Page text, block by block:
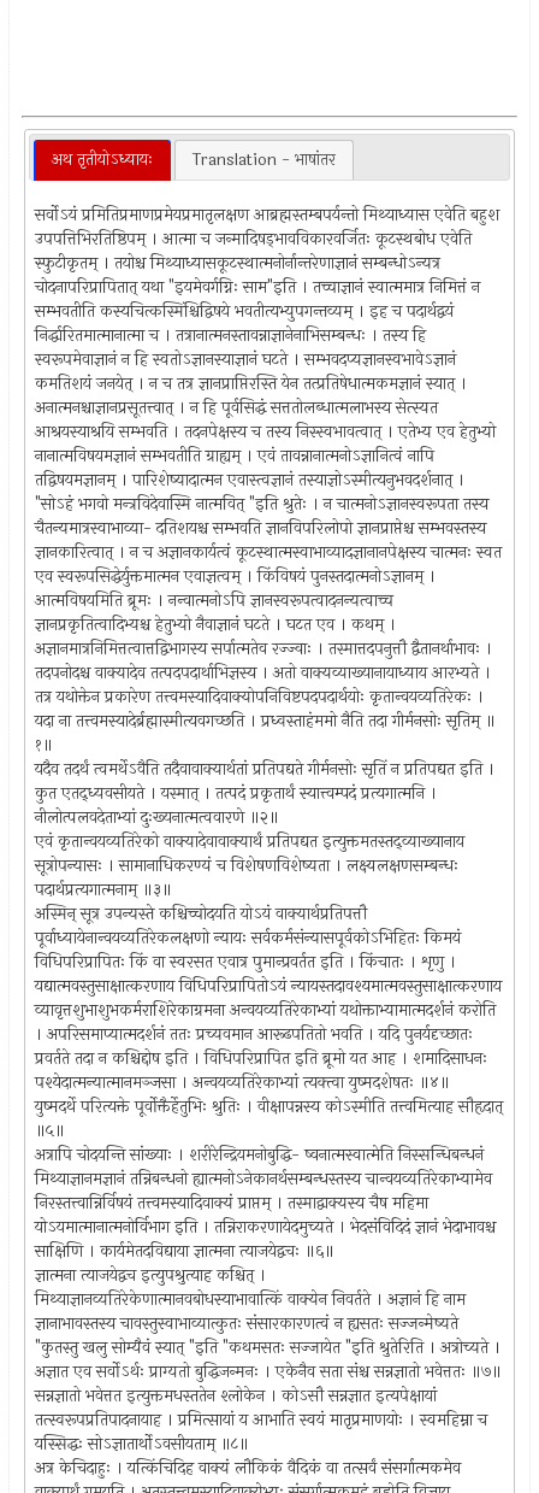
अथ तृतीयोऽध्यायः Translation - भाषांतर
सर्वोऽयं प्रमितिप्रमाणप्रमेयप्रमातृलक्षण आब्रह्मस्तम्बपर्यन्तो मिथ्याध्यास एवेति बहुश
उपपत्तिभिरतिष्ठिपम् । आत्मा च जन्मादिषड्भावविकारवर्जितः कूटस्थबोध एवेति
स्फुटीकृतम् । तयोश्च मिथ्याध्यासकूटस्थात्मनोर्नान्तरेणाज्ञानं सम्बन्धोऽन्यत्र
चोदनापरिप्रापितात् यथा "इयमेवर्गग्निः साम"इति । तच्चाज्ञानं स्वात्ममात्र निमित्तं न
सम्भवतीति कस्यचित्कस्मिंश्चिद्विषये भवतीत्यभ्युपगन्तव्यम् । इह च पदार्थद्वयं
निर्द्धारितमात्मानात्मा च । तत्रानात्मनस्तावन्नाज्ञानेनाभिसम्बन्धः । तस्य हि
स्वरूपमेवाज्ञानं न हि स्वतोऽज्ञानस्याज्ञानं घटते । सम्भवदप्यज्ञानस्वभावेऽज्ञानं
कमतिशयं जनयेत् । न च तत्र ज्ञानप्राप्तिरस्ति येन तत्प्रतिषेधात्मकमज्ञानं स्यात् ।
अनात्मनश्चाज्ञानप्रसूतत्त्वात् । न हि पूर्वसिद्धं सत्ततोलब्धात्मलाभस्य सेत्स्यत
आश्रयस्याश्रयि सम्भवति । तदनपेक्षस्य च तस्य निस्स्वभावत्वात् । एतेभ्य एव हेतुभ्यो
नानात्मविषयमज्ञानं सम्भवतीति ग्राह्यम् । एवं तावन्नानात्मनोऽज्ञानित्वं नापि
तद्विषयमज्ञानम् । पारिशेष्यादात्मन एवास्त्वज्ञानं तस्याज्ञोऽस्मीत्यनुभवदर्शनात् ।
"सोऽहं भगवो मन्त्रविदेवास्मि नात्मवित् "इति श्रुतेः । न चात्मनोऽज्ञानस्वरूपता तस्य
चैतन्यमात्रस्वाभाव्या- दतिशयश्च सम्भवति ज्ञानविपरिलोपो ज्ञानप्राप्तेश्च सम्भवस्तस्य
ज्ञानकारित्वात् । न च अज्ञानकार्यत्वं कूटस्थात्मस्वाभाव्यादज्ञानानपेक्षस्य चात्मनः स्वत
एव स्वरूपसिद्धेर्युक्तमात्मन एवाज्ञत्वम् । किंविषयं पुनस्तदात्मनोऽज्ञानम् ।
आत्मविषयमिति ब्रूमः । नन्वात्मनोऽपि ज्ञानस्वरूपत्वादनन्यत्वाच्च
ज्ञानप्रकृतित्वादिभ्यश्च हेतुभ्यो नैवाज्ञानं घटते । घटत एव । कथम् ।
अज्ञानमात्रनिमित्तत्वात्तद्विभागस्य सर्पात्मतेव रज्ज्वाः । तस्मात्तदपनुत्तौ द्वैतानर्थाभावः ।
तदपनोदश्च वाक्यादेव तत्पदपदार्थाभिज्ञस्य । अतो वाक्यव्याख्यानायाध्याय आरभ्यते ।
तत्र यथोक्तेन प्रकारेण तत्त्वमस्यादिवाक्योपनिविष्टपदपदार्थयोः कृतान्वयव्यतिरेकः ।
यदा ना तत्त्वमस्यादेर्ब्रह्मास्मीत्यवगच्छति । प्रध्वस्ताहंममो नैति तदा गीर्मनसोः सृतिम् ॥
१॥
यदैव तदर्थं त्वमर्थेऽवैति तदैवावाक्यार्थतां प्रतिपद्यते गीर्मनसोः सृतिं न प्रतिपद्यत इति ।
कुत एतद्ध्यवसीयते । यस्मात् । तत्पदं प्रकृतार्थं स्यात्त्वम्पदं प्रत्यगात्मनि ।
नीलोत्पलवदेताभ्यां दुःख्यनात्मत्ववारणे ॥२॥
एवं कृतान्वयव्यतिरेको वाक्यादेवावाक्यार्थं प्रतिपद्यत इत्युक्तमतस्तद्व्याख्यानाय
सूत्रोपन्यासः । सामानाधिकरण्यं च विशेषणविशेष्यता । लक्ष्यलक्षणसम्बन्धः
पदार्थप्रत्यगात्मनाम् ॥३॥
अस्मिन् सूत्र उपन्यस्ते कश्चिच्चोदयति योऽयं वाक्यार्थप्रतिपत्तौ
पूर्वाध्यायेनान्वयव्यतिरेकलक्षणो न्यायः सर्वकर्मसंन्यासपूर्वकोऽभिहितः किमयं
विधिपरिप्रापितः किं वा स्वरसत एवात्र पुमान्प्रवर्तत इति । किंचातः । शृणु ।
यद्यात्मवस्तुसाक्षात्करणाय विधिपरिप्रापितोऽयं न्यायस्तदावश्यमात्मवस्तुसाक्षात्करणाय
व्यावृत्तशुभाशुभकर्मराशिरेकाग्रमना अन्वयव्यतिरेकाभ्यां यथोक्ताभ्यामात्मदर्शनं करोति
। अपरिसमाप्यात्मदर्शनं ततः प्रच्यवमान आरूढपतितो भवति । यदि पुनर्यदृच्छातः
प्रवर्तते तदा न कश्चिद्दोष इति । विधिपरिप्रापित इति ब्रूमो यत आह । शमादिसाधनः
पश्येदात्मन्यात्मानमञ्जसा । अन्वयव्यतिरेकाभ्यां त्यक्त्वा युष्मदशेषतः ॥४॥
युष्मदर्थे परित्यक्ते पूर्वोक्तैर्हेतुभिः श्रुतिः । वीक्षापन्नस्य कोऽस्मीति तत्त्वमित्याह सौहृदात्
॥५॥
अत्रापि चोदयन्ति सांख्याः । शरीरेन्द्रियमनोबुद्धि- ष्वनात्मस्वात्मेति निस्सन्धिबन्धनं
मिथ्याज्ञानमज्ञानं तन्निबन्धनो ह्यात्मनोऽनेकानर्थसम्बन्धस्तस्य चान्वयव्यतिरेकाभ्यामेव
निरस्तत्त्वान्निर्विषयं तत्त्वमस्यादिवाक्यं प्राप्तम् । तस्माद्वाक्यस्य चैष महिमा
योऽयमात्मानात्मनोर्विभाग इति । तन्निराकरणायेदमुच्यते । भेदसंविदिदं ज्ञानं भेदाभावश्च
साक्षिणि । कार्यमेतदविद्याया ज्ञात्मना त्याजयेद्वचः ॥६॥
ज्ञात्मना त्याजयेद्वच इत्युपश्रुत्याह कश्चित् ।
मिथ्याज्ञानव्यतिरेकेणात्मानवबोधस्याभावात्किं वाक्येन निवर्तते । अज्ञानं हि नाम
ज्ञानाभावस्तस्य चावस्तुस्वाभाव्यात्कुतः संसारकारणत्वं न ह्यसतः सज्जन्मेष्यते
"कुतस्तु खलु सोम्यैवं स्यात् "इति "कथमसतः सज्जायेत "इति श्रुतेरिति । अत्रोच्यते ।
अज्ञात एव सर्वोऽर्थः प्राग्यतो बुद्धिजन्मनः । एकेनैव सता संश्च सन्नज्ञातो भवेत्ततः ॥७॥
सन्नज्ञातो भवेत्तत इत्युक्तमधस्ततेन श्लोकेन । कोऽसौ सन्नज्ञात इत्यपेक्षायां
तत्स्वरूपप्रतिपादनायाह । प्रमित्सायां य आभाति स्वयं मातृप्रमाणयोः । स्वमहिम्ना च
यस्सिद्धः सोऽज्ञातार्थोऽवसीयताम् ॥८॥
अत्र केचिदाहुः । यत्किंचिदिह वाक्यं लौकिकं वैदिकं वा तत्सर्वं संसर्गात्मकमेव